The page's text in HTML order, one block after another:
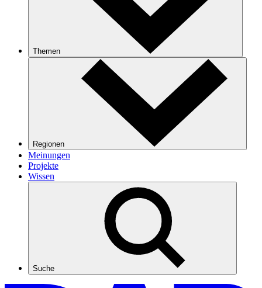
Themen
Regionen
Meinungen
Projekte
Wissen
Suche